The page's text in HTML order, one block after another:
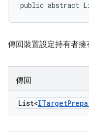
public abstract
傳回裝置設定持有者擁
傳回
List<ITarget